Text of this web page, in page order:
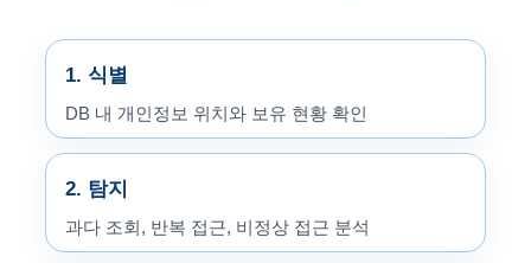
1. 식별
DB 내 개인정보 위치와 보유 현황 확인
2. 탐지
과다 조회, 반복 접근, 비정상 접근 분석